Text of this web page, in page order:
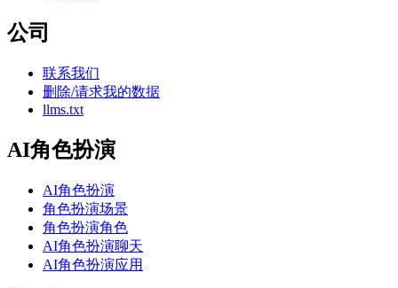
公司
联系我们
删除/请求我的数据
llms.txt
AI角色扮演
AI角色扮演
角色扮演场景
角色扮演角色
AI角色扮演聊天
AI角色扮演应用